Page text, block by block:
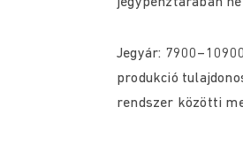
Jegyár:
produkció
rendszer közötti